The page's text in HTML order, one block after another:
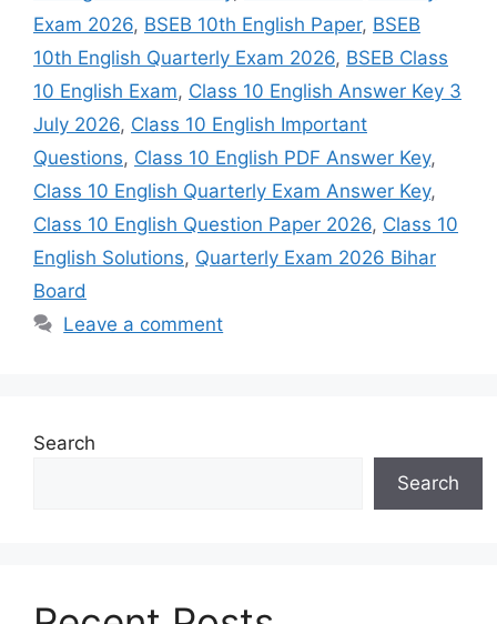
Exam 2026, BSEB 10th English Paper, BSEB
10th English Quarterly Exam 2026, BSEB Class
10 English Exam, Class 10 English Answer Key 3
July 2026, Class 10 English Important
Questions, Class 10 English PDF Answer Key,
Class 10 English Quarterly Exam Answer Key,
Class 10 English Question Paper 2026, Class 10
English Solutions, Quarterly Exam 2026 Bihar
Board
Leave a comment
Search
Search